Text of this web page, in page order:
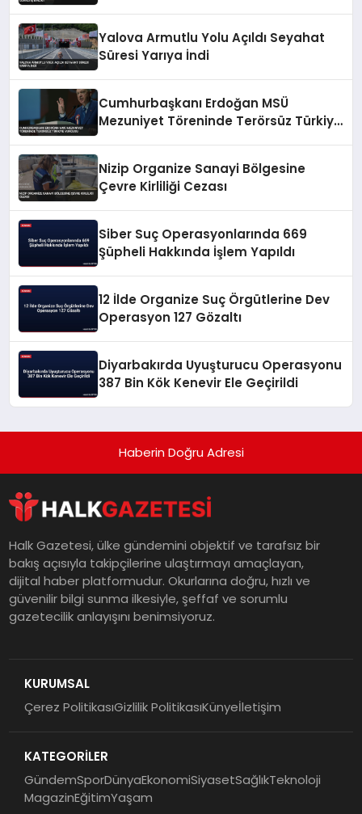
Yalova Armutlu Yolu Açıldı Seyahat
Süresi Yarıya İndi
Cumhurbaşkanı Erdoğan MSÜ
Mezuniyet Töreninde Terörsüz Türkiye
Nizip Organize Sanayi Bölgesine
Çevre Kirliliği Cezası
Siber Suç Operasyonlarında 669
Şüpheli Hakkında İşlem Yapıldı
12 İlde Organize Suç Örgütlerine Dev
Operasyon 127 Gözaltı
Diyarbakırda Uyuşturucu Operasyonu
387 Bin Kök Kenevir Ele Geçirildi
Haberin Doğru Adresi
Halk Gazetesi, ülke gündemini objektif ve tarafsız bir
bakış açısıyla takipçilerine ulaştırmayı amaçlayan,
dijital haber platformudur. Okurlarına doğru, hızlı ve
güvenilir bilgi sunma ilkesiyle, şeffaf ve sorumlu
gazetecilik anlayışını benimsiyoruz.
KURUMSAL
Çerez PolitikasıGizlilik PolitikasıKünyeİletişim
KATEGORİLER
GündemSporDünyaEkonomiSiyasetSağlıkTeknoloji
MagazinEğitimYaşam